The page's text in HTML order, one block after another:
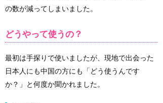
の数が減ってしまいました。
どうやって使うの？
最初は手探りで使いましたが、現地で出会った
日本人にも中国の方にも「どう使うんです
か？」と何度か聞かれました。